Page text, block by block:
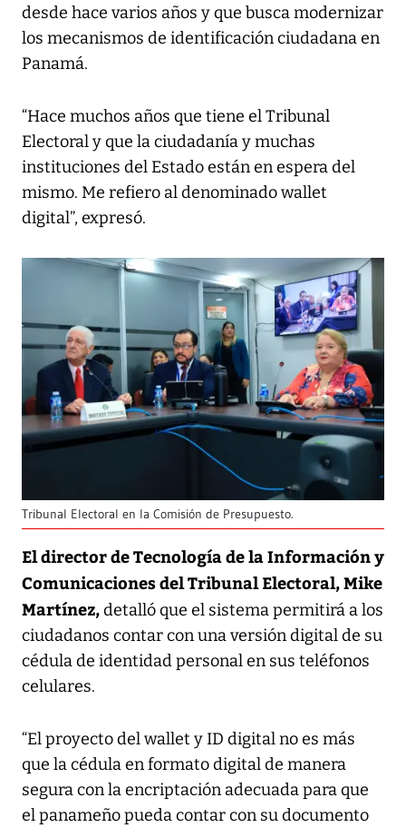
desde hace varios años y que busca modernizar
los mecanismos de identificación ciudadana en
Panamá.
“Hace muchos años que tiene el Tribunal
Electoral y que la ciudadanía y muchas
instituciones del Estado están en espera del
mismo. Me refiero al denominado wallet
digital”, expresó.
Tribunal Electoral en la Comisión de Presupuesto.
El director de Tecnología de la Información y
Comunicaciones del Tribunal Electoral, Mike
Martínez,detalló que el sistema permitirá a los
ciudadanos contar con una versión digital de su
cédula de identidad personal en sus teléfonos
celulares.
“El proyecto del wallet y ID digital no es más
que la cédula en formato digital de manera
segura con la encriptación adecuada para que
el panameño pueda contar con su documento